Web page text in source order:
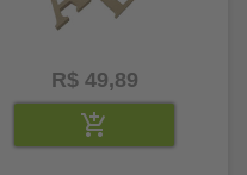
R$ 49,89